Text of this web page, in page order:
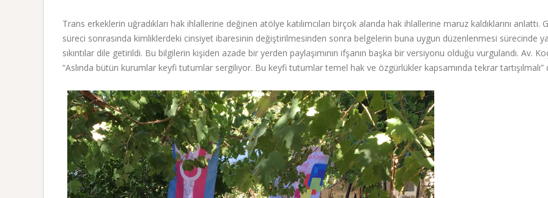
Trans erkeklerin uğradıkları hak ihlallerine değinen atölye katılımcıları birçok alanda hak ihlallerine maruz kaldıklarını anlattı.
süreci sonrasında kimliklerdeki cinsiyet ibaresinin değiştirilmesinden sonra belgelerin buna uygun düzenlenmesi sürecinde
sıkıntılar dile getirildi. Bu bilgilerin kişiden azade bir yerden paylaşımının ifşanın başka bir versiyonu olduğu vurgulandı. Av.
“Aslında bütün kurumlar keyfi tutumlar sergiliyor. Bu keyfi tutumlar temel hak ve özgürlükler kapsamında tekrar tartışılmalı”